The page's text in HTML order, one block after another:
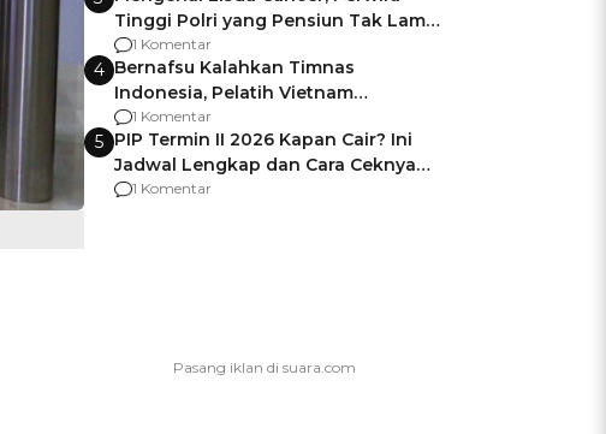
Tinggi Polri yang Pensiun Tak Lama
Usai Jadi Brigjen
1 Komentar
4 Bernafsu Kalahkan Timnas
Indonesia, Pelatih Vietnam
Berencana Pakai Jimat di Pakansari
1 Komentar
5 PIP Termin II 2026 Kapan Cair? Ini
Jadwal Lengkap dan Cara Ceknya
agar Dana Tidak Hangus!
1 Komentar